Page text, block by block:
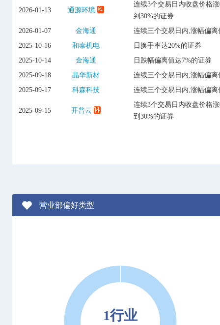
2026-01-13 通源环境
连续3个交易日内收盘价格
到30%的证券
2026-01-07
金海通
连续三个交易日内,涨幅偏离
2025-10-16
和泰机电
日换手率达20%的证券
2025-10-14
金海通
日跌幅偏离值达7%的证券
2025-09-18
晶华新材
连续三个交易日内,涨幅偏离
2025-09-17
科森科技 连续三个交易日内,涨幅偏离
2025-09-15 开普云
连续3个交易日内收盘价格
到30%的证券
营业部偏好类型
1行业